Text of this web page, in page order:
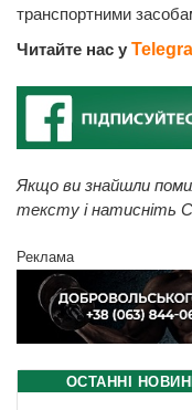
транспортними
Читайте нас у
Якщо ви знайшли
тексту і натисніть
Реклама
ОСТАННІ